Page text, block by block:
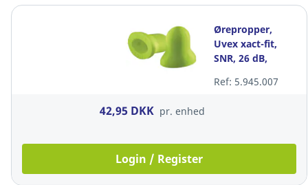
Ørepropper,
Uvex xact-fit,
SNR, 26 dB,
Ref: 5.945.007
42,95 DKK pr. enhed
Login / Register